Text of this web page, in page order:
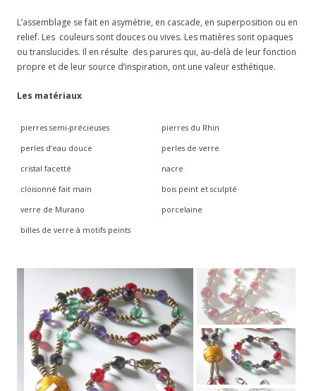
- Pop Art
- Les impressionnistes
- Gustav Klimt
- Liste des collections thématiques récentes
- Broches
- Porte-clés
- Marque-pages
L’assemblage se fait en asymétrie, en cascade, en superposition ou en
relief. Les couleurs sont douces ou vives. Les matières sont opaques
ou translucides. Il en résulte des parures qui, au-delà de leur fonction
propre et de leur source d’inspiration, ont une valeur esthétique.
Les matériaux
pierres semi-précieuses
pierres du Rhin
perles d’eau douce
perles de verre
cristal facetté
nacre
cloisonné fait main
bois peint et sculpté
verre de Murano
porcelaine
billes de verre à motifs peints